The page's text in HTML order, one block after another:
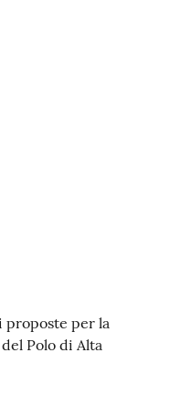
proposte per la
Polo di Alta